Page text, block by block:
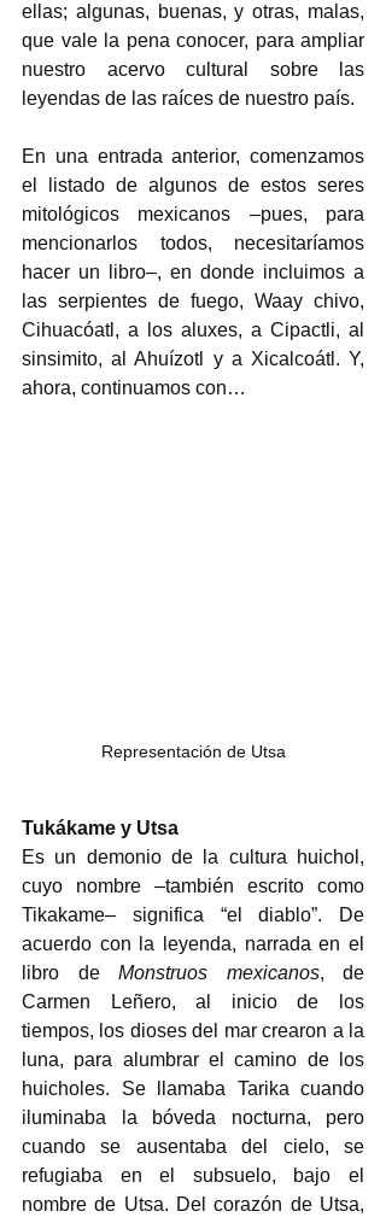
ellas; algunas, buenas, y otras, malas,
que vale la pena conocer, para ampliar
nuestro acervo cultural sobre las
leyendas de las raíces de nuestro país.
En una entrada anterior, comenzamos
el listado de algunos de estos seres
mitológicos mexicanos –pues, para
mencionarlos todos, necesitaríamos
hacer un libro–, en donde incluimos a
las serpientes de fuego, Waay chivo,
Cihuacóatl, a los aluxes, a Cipactli, al
sinsimito, al Ahuízotl y a Xicalcoátl. Y,
ahora, continuamos con…
Representación de Utsa
Tukákame y Utsa
Es un demonio de la cultura huichol,
cuyo nombre –también escrito como
Tikakame– significa “el diablo”. De
acuerdo con la leyenda, narrada en el
libro de Monstruos mexicanos, de
Carmen Leñero, al inicio de los
tiempos, los dioses del mar crearon a la
luna, para alumbrar el camino de los
huicholes. Se llamaba Tarika cuando
iluminaba la bóveda nocturna, pero
cuando se ausentaba del cielo, se
refugiaba en el subsuelo, bajo el
nombre de Utsa. Del corazón de Utsa,